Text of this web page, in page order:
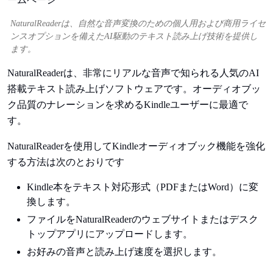
NaturalReaderは、自然な音声変換のための個人用および商用ライセ
ンスオプションを備えたAI駆動のテキスト読み上げ技術を提供し
ます。
NaturalReaderは、非常にリアルな音声で知られる人気のAI
搭載テキスト読み上げソフトウェアです。オーディオブッ
ク品質のナレーションを求めるKindleユーザーに最適で
す。
NaturalReaderを使用してKindleオーディオブック機能を強化
する方法は次のとおりです
Kindle本をテキスト対応形式（PDFまたはWord）に変
換します。
ファイルをNaturalReaderのウェブサイトまたはデスク
トップアプリにアップロードします。
お好みの音声と読み上げ速度を選択します。